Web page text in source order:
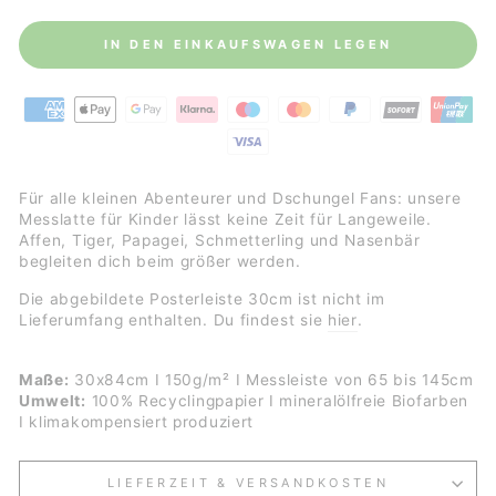
IN DEN EINKAUFSWAGEN LEGEN
Für alle kleinen Abenteurer und Dschungel Fans: unsere
Messlatte für Kinder lässt keine Zeit für Langeweile.
Affen, Tiger, Papagei, Schmetterling und Nasenbär
begleiten dich beim größer werden.
Die abgebildete Posterleiste 30cm ist nicht im
Lieferumfang enthalten. Du findest sie hier.
Maße: 30x84cm I 150g/m² I Messleiste von 65 bis 145cm
Umwelt: 100% Recyclingpapier I mineralölfreie Biofarben
I klimakompensiert produziert
LIEFERZEIT & VERSANDKOSTEN